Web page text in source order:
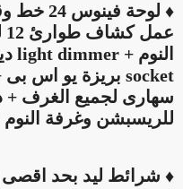
سهارى لجميع الغرف +
للريسبشن وغرفة النوم